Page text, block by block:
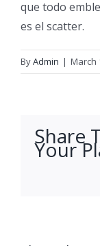
que todo
es el scatter.
ByAdmin | March
Share
Your